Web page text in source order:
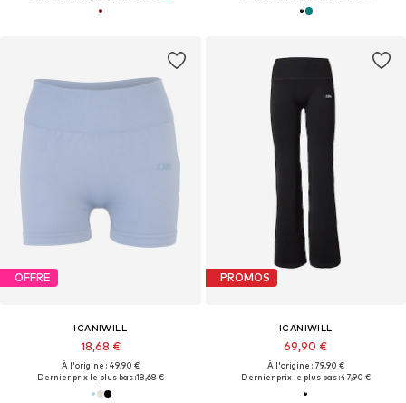
OFFRE
ICANIWILL
18,68 €
À l'origine : 49,90 €
Dernier prix le plus bas :18,68 €
PROMOS
ICANIWILL
69,90 €
À l'origine : 79,90 €
Dernier prix le plus bas :47,90 €